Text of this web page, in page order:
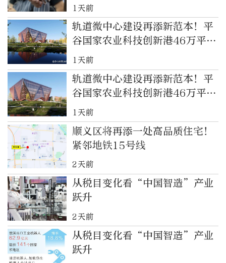
1天前
轨道微中心建设再添新范本！平
谷国家农业科技创新港46万平方
米全部获批
1天前
轨道微中心建设再添新范本！平
谷国家农业科技创新港46万平方
米全部获批
1天前
顺义区将再添一处高品质住宅！
紧邻地铁15号线
2天前
从税目变化看“中国智造”产业
跃升
2天前
从税目变化看“中国智造”产业
跃升